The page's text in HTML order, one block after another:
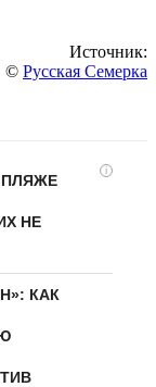
Источник:
© Русская Семерка
i
НЕ
КАК